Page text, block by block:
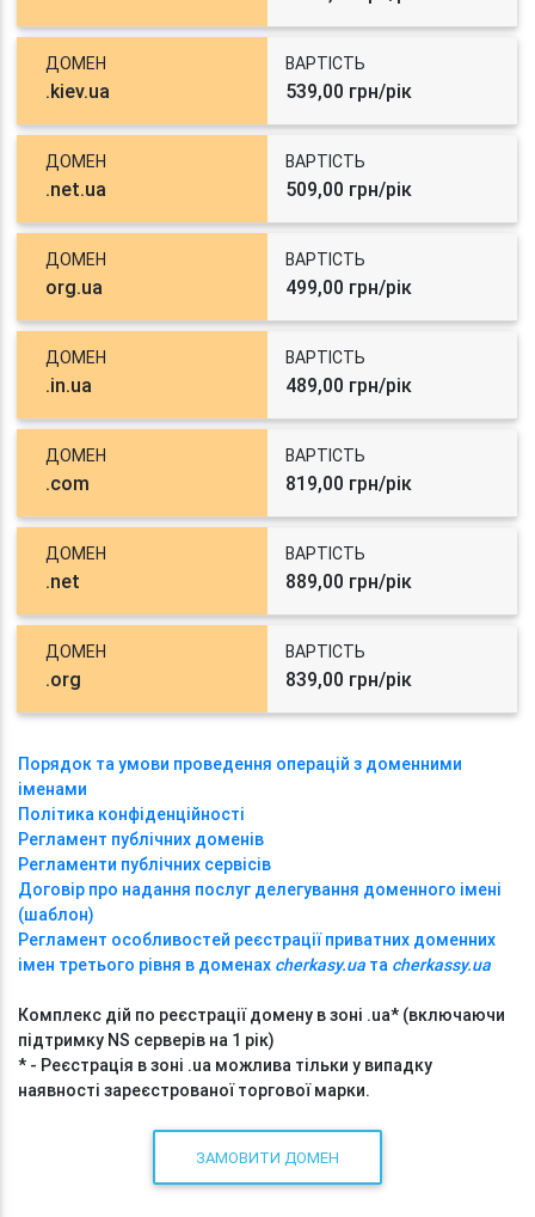
ДОМЕН
.kiev.ua
ВАРТІСТЬ
539,00 грн/рік
ДОМЕН
.net.ua
ВАРТІСТЬ
509,00 грн/рік
ДОМЕН
org.ua
ВАРТІСТЬ
499,00 грн/рік
ДОМЕН
.in.ua
ВАРТІСТЬ
489,00 грн/рік
ДОМЕН
.com
ВАРТІСТЬ
819,00 грн/рік
ДОМЕН
.net
ВАРТІСТЬ
889,00 грн/рік
ДОМЕН
.org
ВАРТІСТЬ
839,00 грн/рік
Порядок та умови проведення операцій з доменними
іменами
Політика конфіденційності
Регламент публічних доменів
Регламенти публічних сервісів
Договір про надання послуг делегування доменного імені
(шаблон)
Регламент особливостей реєстрації приватних доменних
імен третього рівня в доменах cherkasy.ua та cherkassy.ua
Комплекс дій по реєстрації домену в зоні .ua* (включаючи
підтримку NS серверів на 1 рік)
* - Реєстрація в зоні .ua можлива тільки у випадку
наявності зареєстрованої торгової марки.
ЗАМОВИТИ ДОМЕН